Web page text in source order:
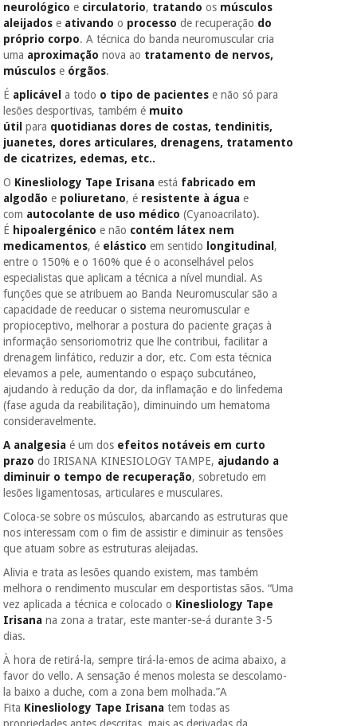
neurológico e circulatorio, tratando os músculos
aleijados e ativandoo processode recuperação do
próprio corpo. A técnica do banda neuromuscular cria
uma aproximaçãonova ao tratamento de nervos,
músculos e órgãos.
É aplicávela todo o tipo de pacientes e não só para
lesões desportivas, também é muito
útil para quotidianas dores de costas, tendinitis,
juanetes, dores articulares, drenagens, tratamento
de cicatrizes, edemas, etc..
O Kinesliology Tape Irisana está fabricado em
algodão e poliuretano, é resistente à água e
com autocolante de uso médico (Cyanoacrilato).
É hipoalergénicoe não contém látex nem
medicamentos, é elásticoem sentido longitudinal ,
entre o 150% e o 160% que é o aconselhável pelos
especialistas que aplicam a técnica a nível mundial. As
funções que se atribuem ao Banda Neuromuscular são a
capacidade de reeducar o sistema neuromuscular e
propioceptivo, melhorar a postura do paciente graças à
informação sensoriomotriz que lhe contribui, facilitar a
drenagem linfático, reduzir a dor, etc. Com esta técnica
elevamos a pele, aumentando o espaço subcutáneo,
ajudando à redução da dor, da inflamação e do linfedema
(fase aguda da reabilitação), diminuindo um hematoma
consideravelmente.
A analgesia é um dos efeitos notáveis em curto
prazo do IRISANA KINESIOLOGY TAMPE, ajudando a
diminuir o tempo de recuperação, sobretudo em
lesões ligamentosas, articulares e musculares.
Coloca-se sobre os músculos, abarcando as estruturas que
nos interessam com o fim de assistir e diminuir as tensões
que atuam sobre as estruturas aleijadas.
Alivia e trata as lesões quando existem, mas também
melhora o rendimento muscular em desportistas sãos. “Uma
vez aplicada a técnica e colocado o Kinesliology Tape
Irisana na zona a tratar, este manter-se-á durante 3-5
dias.
À hora de retirá-la, sempre tirá-la-emos de acima abaixo, a
favor do vello. A sensação é menos molesta se descolamo-
la baixo a duche, com a zona bem molhada.”A
Fita Kinesliology Tape Irisana tem todas as